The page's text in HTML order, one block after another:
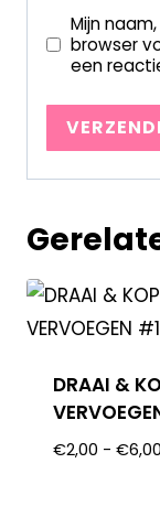
Mijn
browser
een
DRAAI &
€2,00 - €6,00